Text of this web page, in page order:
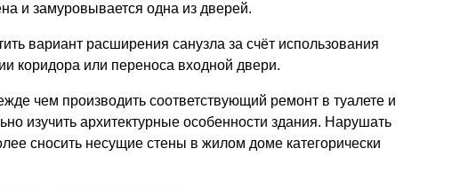
и замуровывается одна из дверей.
вариант расширения санузла за счёт использования
коридора или переноса входной двери.
чем производить соответствующий ремонт в туалете и
изучить архитектурные особенности здания. Нарушать
сносить несущие стены в жилом доме категорически